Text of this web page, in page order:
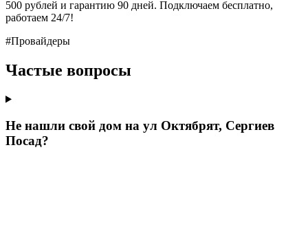
500 рублей и гарантию 90 дней. Подключаем бесплатно,
работаем 24/7!
#Провайдеры
Частые вопросы
Не нашли свой дом на ул Октябрят, Сергиев
Посад?